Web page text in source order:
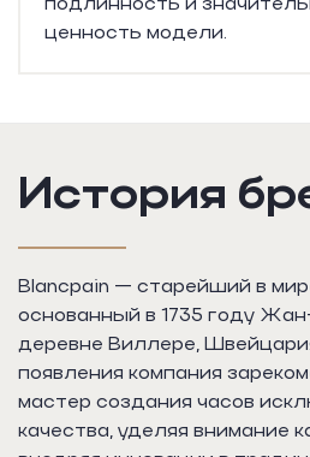
подлинность и
ценность модели.
История
Blancpain — старейший в
основанный в 1735 году
деревне Виллере,
появления компания
мастер создания часов
качества, уделяя внимание